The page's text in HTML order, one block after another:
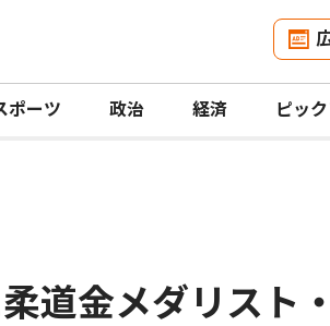
ポーツ 政治 経済 ピック
道金メダリスト